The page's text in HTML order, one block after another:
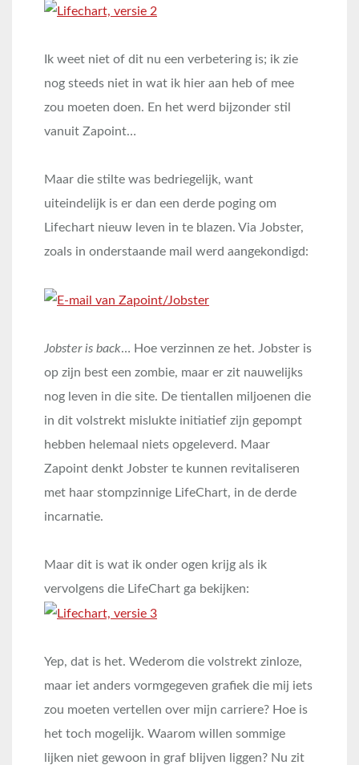
Ik weet niet of dit nu een verbetering is; ik zie
nog steeds niet in wat ik hier aan heb of mee
zou moeten doen. En het werd bijzonder stil
vanuit Zapoint…
Maar die stilte was bedriegelijk, want
uiteindelijk is er dan een derde poging om
Lifechart nieuw leven in te blazen. Via Jobster,
zoals in onderstaande mail werd aangekondigd:
Jobster is back… Hoe verzinnen ze het. Jobster is
op zijn best een zombie, maar er zit nauwelijks
nog leven in die site. De tientallen miljoenen die
in dit volstrekt mislukte initiatief zijn gepompt
hebben helemaal niets opgeleverd. Maar
Zapoint denkt Jobster te kunnen revitaliseren
met haar stompzinnige LifeChart, in de derde
incarnatie.
Maar dit is wat ik onder ogen krijg als ik
vervolgens die LifeChart ga bekijken:
Yep, dat is het. Wederom die volstrekt zinloze,
maar iet anders vormgegeven grafiek die mij iets
zou moeten vertellen over mijn carriere? Hoe is
het toch mogelijk. Waarom willen sommige
lijken niet gewoon in graf blijven liggen? Nu zit